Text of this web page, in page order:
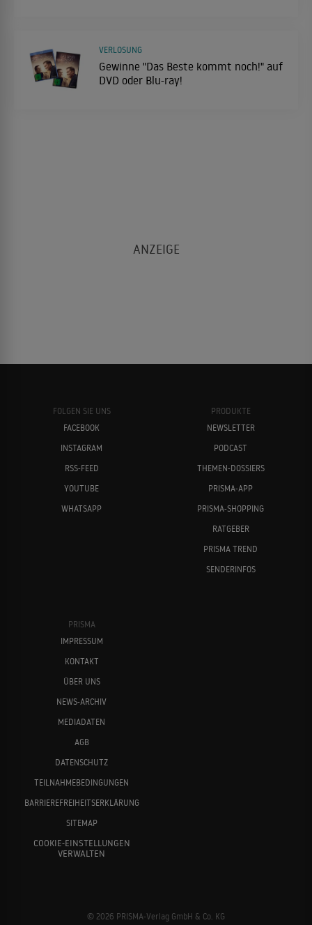
Gewinne "Das Beste kommt noch!" auf
DVD oder Blu-ray!
VERLOSUNG
FOLGEN SIE UNS
FACEBOOK
INSTAGRAM
RSS-FEED
YOUTUBE
WHATSAPP
PRODUKTE
NEWSLETTER
PODCAST
THEMEN-DOSSIERS
PRISMA-APP
PRISMA-SHOPPING
RATGEBER
PRISMA TREND
SENDERINFOS
PRISMA
IMPRESSUM
KONTAKT
ÜBER UNS
NEWS-ARCHIV
MEDIADATEN
AGB
DATENSCHUTZ
TEILNAHMEBEDINGUNGEN
BARRIEREFREIHEITSERKLÄRUNG
SITEMAP
COOKIE-EINSTELLUNGEN
VERWALTEN
© 2026 PRISMA-Verlag GmbH & Co. KG